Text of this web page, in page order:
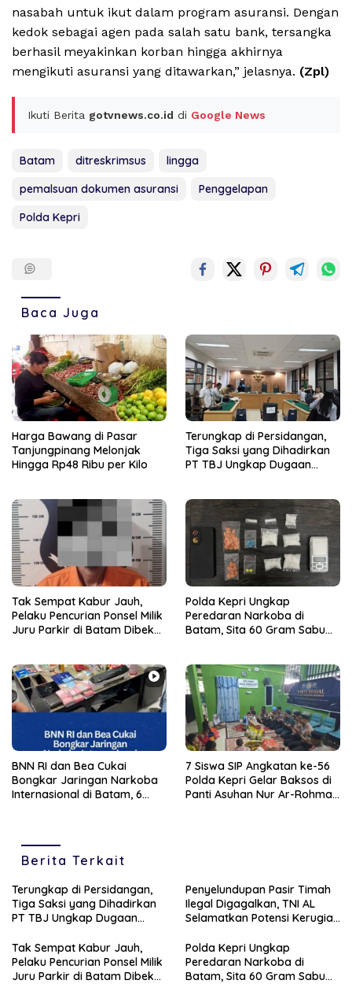
nasabah untuk ikut dalam program asuransi. Dengan
kedok sebagai agen pada salah satu bank, tersangka
berhasil meyakinkan korban hingga akhirnya
mengikuti asuransi yang ditawarkan,” jelasnya. (Zpl)
Ikuti Berita gotvnews.co.id di Google News
Batam ditreskrimsus
lingga
pemalsuan dokumen asuransi
Penggelapan
Polda Kepri
Baca Juga
Harga Bawang di Pasar
Tanjungpinang Melonjak
Hingga Rp48 Ribu per Kilo
Terungkap di Persidangan,
Tiga Saksi yang Dihadirkan
PT TBJ Ungkap Dugaan
di Lingga
Tak Sempat Kabur Jauh,
Pelaku Pencurian Ponsel Milik
Juru Parkir di Batam Dibekuk
Polda Kepri Ungkap
Peredaran Narkoba di
Batam, Sita 60 Gram Sabu
BNN RI dan Bea Cukai
Bongkar Jaringan Narkoba
Internasional di Batam, 6
7 Siswa SIP Angkatan ke-56
Polda Kepri Gelar Baksos di
Panti Asuhan Nur Ar-Rohman
Berita Terkait
Terungkap di Persidangan,
Tiga Saksi yang Dihadirkan
PT TBJ Ungkap Dugaan
Penerbitan Izin Tersus CV SEP
di Lingga
Penyelundupan Pasir Timah
Ilegal Digagalkan, TNI AL
Selamatkan Potensi Kerugian
Tak Sempat Kabur Jauh,
Pelaku Pencurian Ponsel Milik
Juru Parkir di Batam Dibekuk
Polda Kepri Ungkap
Peredaran Narkoba di
Batam, Sita 60 Gram Sabu